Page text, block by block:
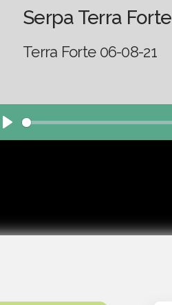
Serpa Terra Forte
Terra Forte 06-08-21
Play